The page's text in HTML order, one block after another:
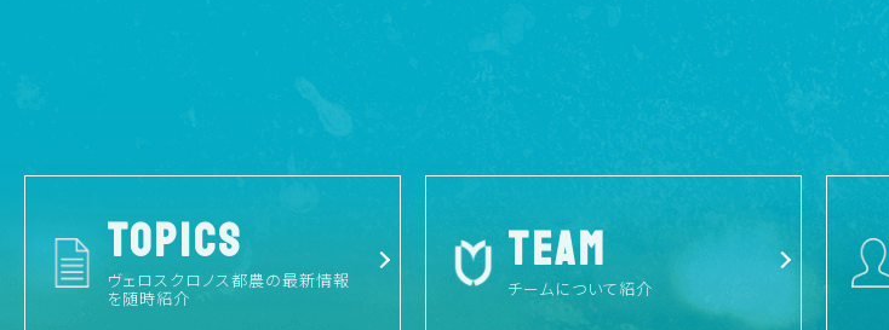
TOPICS
ヴェロスクロノス都農の最新情報
を随時紹介
TEAM
チームについて紹介